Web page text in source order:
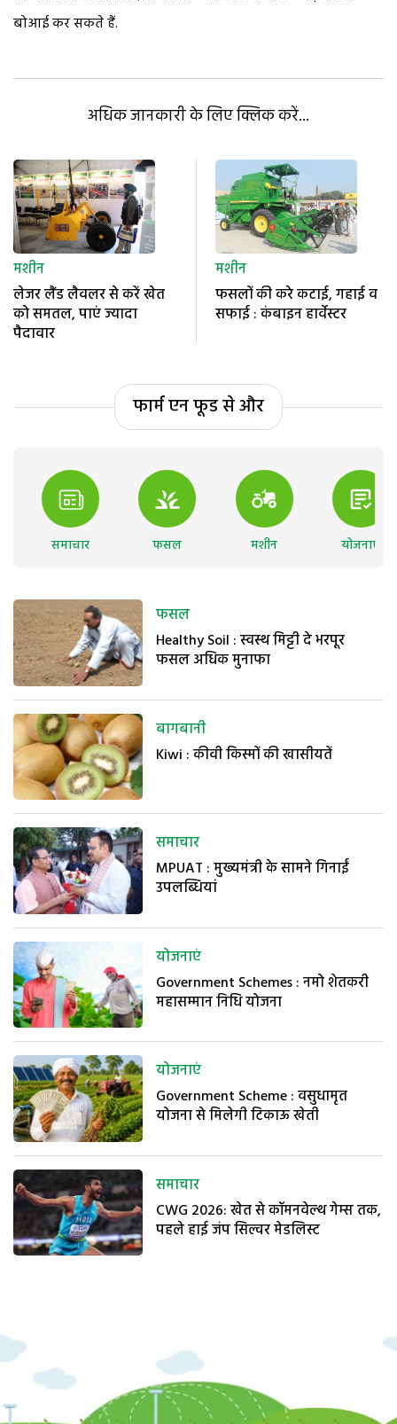
बोआई कर सकते हैं.
अधिक जानकारी के लिए क्लिक करें...
मशीन
लेजर लैंड लैवलर से करें खेत
को समतल, पाएं ज्यादा
पैदावार
मशीन
फसलों की करे कटाई, गहाई व
सफाई : कंबाइन हार्वेस्टर
फार्म एन फूड से और
समाचार फसल मशीन योजनाएं
फसल
Healthy Soil : स्वस्थ मिट्टी दे भरपूर
फसल अधिक मुनाफा
बागबानी
Kiwi : कीवी किस्मों की खासीयतें
समाचार
MPUAT : मुख्यमंत्री के सामने गिनाईं
उपलब्धियां
योजनाएं
Government Schemes : नमो शेतकरी
महासम्मान निधि योजना
योजनाएं
Government Scheme : वसुधामृत
योजना से मिलेगी टिकाऊ खेती
समाचार
CWG 2026: खेत से कॉमनवेल्थ गेम्स तक,
पहले हाई जंप सिल्वर मेडलिस्ट